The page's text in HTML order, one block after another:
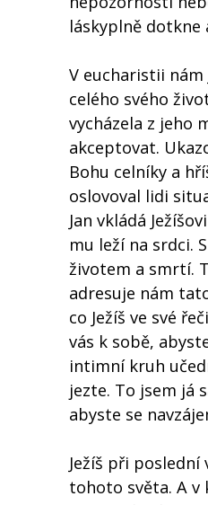
láskyplně dotkne
V eucharistii nám
celého svého
vycházela z jeho
akceptovat.
Bohu celníky a
oslovoval lidi
Jan vkládá
mu leží na srdci.
životem a smrtí.
adresuje nám
co Ježíš ve své
vás k sobě,
intimní kruh
jezte. To jsem já
abyste se
Ježíš při
tohoto světa. A v